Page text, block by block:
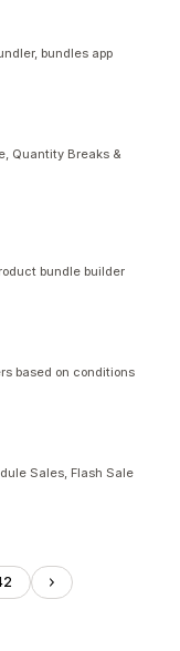
bundles app
Quantity Breaks &
bundle builder
based on conditions
Sales, Flash Sale